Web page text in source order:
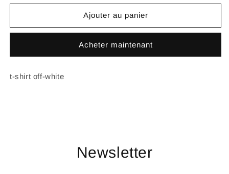
Ajouter au panier
Acheter maintenant
t-shirt off-white
Newsletter